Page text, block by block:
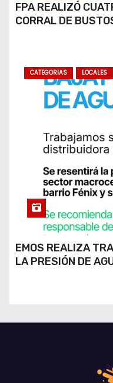
FPA REALIZÓ
CORRAL DE
CATEGORIAS LOCALES
EMOS REALIZA
LA PRESIÓN DE